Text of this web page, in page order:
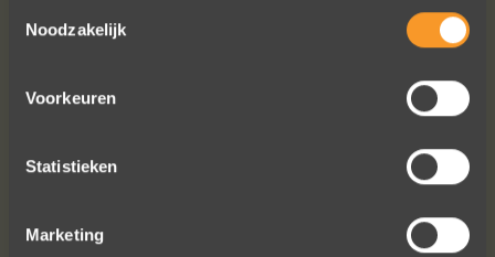
Noodzakelijk
Voorkeuren
Statistieken
Marketing
voor ons. We hebben ongeveer een